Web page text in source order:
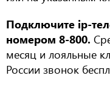
Подключите ip-
номером 8-800.
месяц и лояльные
России звонок